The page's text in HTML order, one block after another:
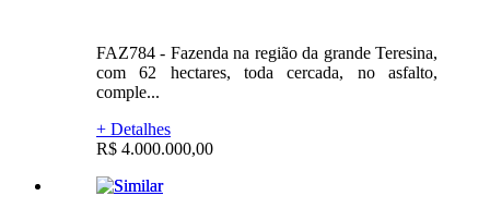
FAZ784 - Fazenda na região da grande Teresina,
com 62 hectares, toda cercada, no asfalto,
comple...
+ Detalhes
R$ 4.000.000,00